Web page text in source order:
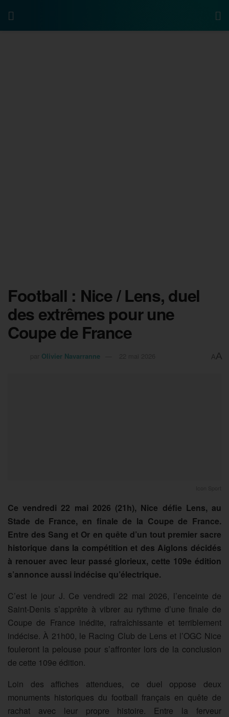
Football : Nice / Lens, duel
des extrêmes pour une
Coupe de France
Olivier Navarranne AA
Ce vendredi 22 mai 2026 (21h), Nice défie Lens, au
Stade de France, en finale de la Coupe de France.
Entre des Sang et Or en quête d’un tout premier sacre
historique dans la compétition et des Aiglons décidés
à renouer avec leur passé glorieux, cette 109e édition
s’annonce aussi indécise qu’électrique.
C’est le jour J. Ce vendredi 22 mai 2026, l’enceinte de
Saint-Denis s’apprête à vibrer au rythme d’une finale de
Coupe de France inédite, rafraîchissante et terriblement
indécise. À 21h00, le Racing Club de Lens et l’OGC Nice
fouleront la pelouse pour s’affronter lors de la conclusion
de cette 109e édition.
Loin des affiches attendues, ce duel oppose deux
monuments historiques du football français en quête de
rachat avec leur propre histoire. Entre la ferveur